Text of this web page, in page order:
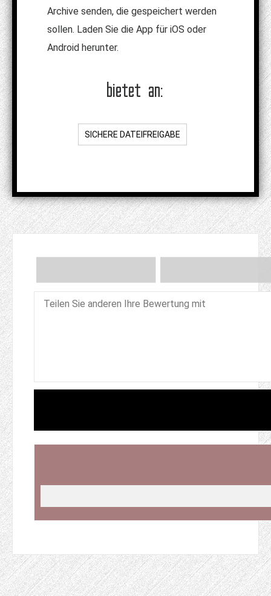
Archive senden, die gespeichert werden
sollen. Laden Sie die App für iOS oder
Android herunter.
bietet an:
SICHERE DATEIFREIGABE